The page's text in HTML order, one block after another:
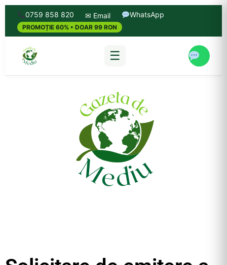
0759 858 820 ✉ Email WhatsApp
PROMOȚIE 60% • DOAR 99 RON
☰